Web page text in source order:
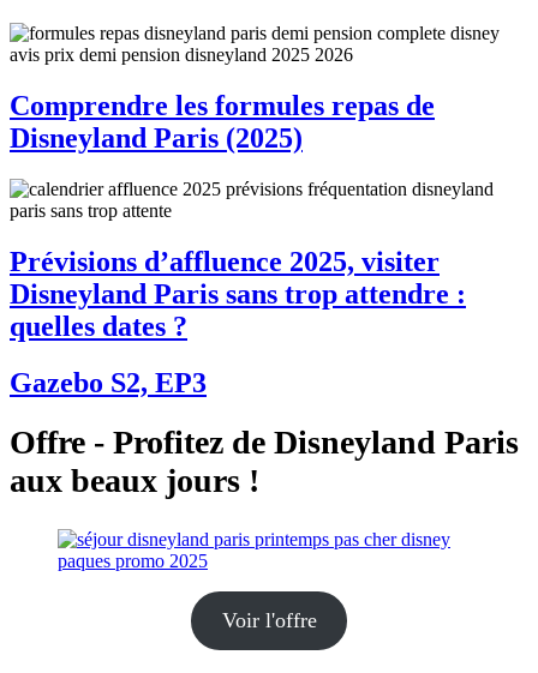
Comprendre les formules repas de
Disneyland Paris (2025)
Prévisions d’affluence 2025, visiter
Disneyland Paris sans trop attendre :
quelles dates ?
Gazebo S2, EP3
Offre - Profitez de Disneyland Paris
aux beaux jours !
Voir l'offre